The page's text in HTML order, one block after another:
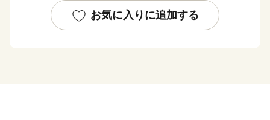
指し、数少ない町内の生産者・事業者を中心に、可能な
限りの特産品の魅力を「全国の皆様にお届けしたい」と
お気に入りに追加する